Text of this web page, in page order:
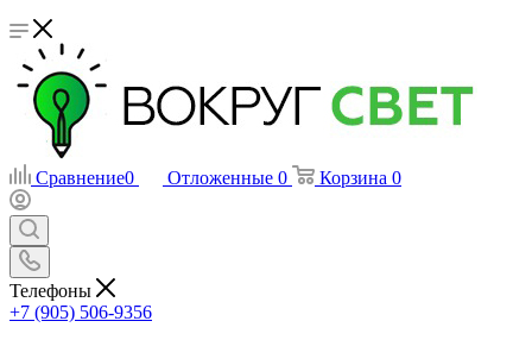
Сравнение0 Отложенные 0 Корзина 0
Телефоны
+7 (905) 506-9356